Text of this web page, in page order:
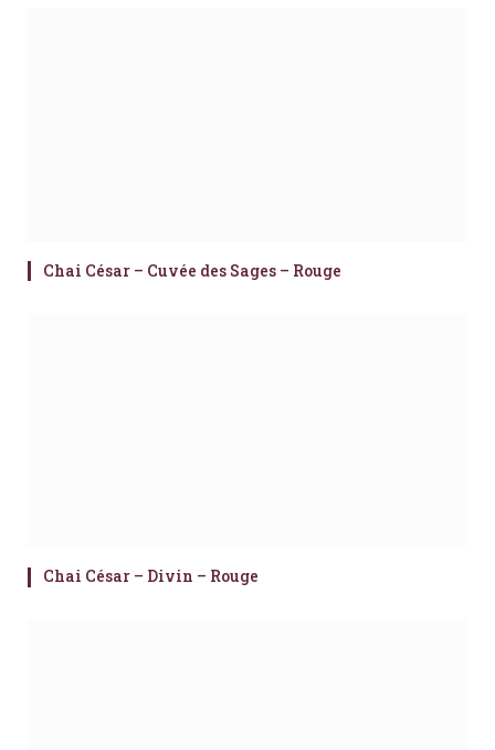
Chai César – Cuvée des Sages – Rouge
Chai César – Divin – Rouge